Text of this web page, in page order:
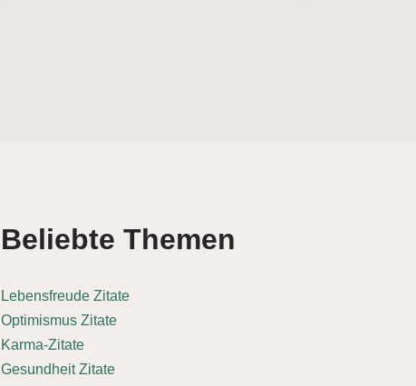
Beliebte Themen
Lebensfreude Zitate
Optimismus Zitate
Karma-Zitate
Gesundheit Zitate